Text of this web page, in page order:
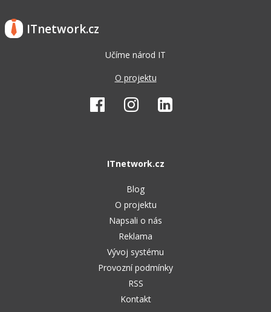
ITnetwork.cz
Učíme národ IT
O projektu
ITnetwork.cz
Blog
O projektu
Napsali o nás
Reklama
Vývoj systému
Provozní podmínky
RSS
Kontakt